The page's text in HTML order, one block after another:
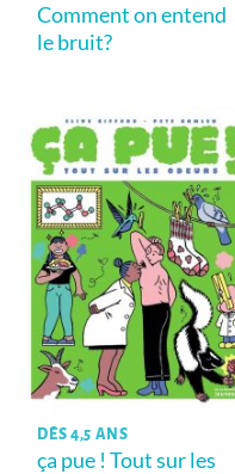
Comment on entend
le bruit?
DÈS 4,5 ANS
ça pue ! Tout sur les